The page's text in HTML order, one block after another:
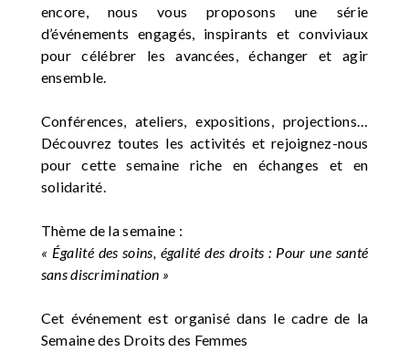
encore, nous vous proposons une série
d’événements engagés, inspirants et conviviaux
pour célébrer les avancées, échanger et agir
ensemble.
Conférences, ateliers, expositions, projections…
Découvrez toutes les activités et rejoignez-nous
pour cette semaine riche en échanges et en
solidarité.
Thème de la semaine :
« Égalité des soins, égalité des droits : Pour une santé
sans discrimination »
Cet événement est organisé dans le cadre de la
Semaine des Droits des Femmes